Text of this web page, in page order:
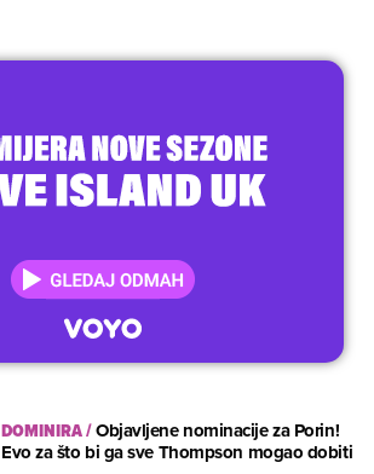
DOMINIRA/Objavljene nominacije za Porin!
Evo za što bi ga sve Thompson mogao dobiti